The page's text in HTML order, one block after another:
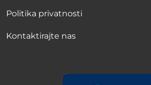
Politika privatnosti
Kontaktirajte nas